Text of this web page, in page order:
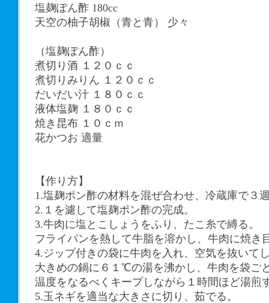
塩麹ぽん酢 180cc
天空の柚子胡椒（青と青） 少々
（塩麹ぽん酢）
煮切り酒 １２０ｃｃ
煮切りみりん １２０ｃｃ
だいだい汁 １８０ｃｃ
液体塩麹 １８０ｃｃ
焼き昆布 １０ｃｍ
花かつお 適量
【作り方】
1.塩麹ポン酢の材料を混ぜ合わせ、冷蔵庫で３
2.１を濾して塩麹ポン酢の完成。
3.牛肉に塩とこしょうをふり、たこ糸で縛る。
フライパンを熱して牛脂を溶かし、牛肉に焼き
4.ジップ付きの袋に牛肉を入れ、空気を抜いて
大きめの鍋に６１℃の湯を沸かし、牛肉を袋ご
温度をなるべくキープしながら１時間ほど湯煎
5.玉ネギを適当な大きさに切り、茹でる。